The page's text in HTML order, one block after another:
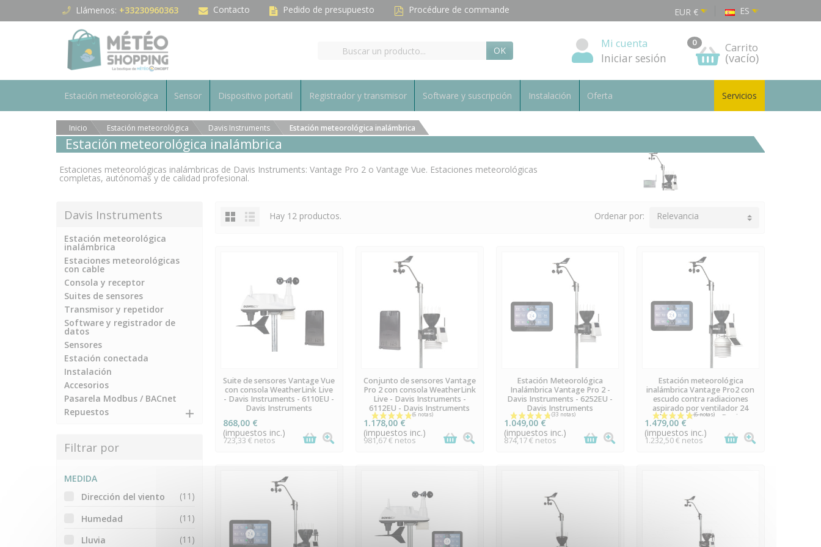
Llámenos: +33230960363 Contacto Pedido de presupuesto Procédure de commande EUR € ES
OK
Mi cuenta
Iniciar sesión
0 Carrito
(vacío)
Estación meteorológica Sensor Dispositivo portatil Registrador y transmisor Software y suscripción Instalación Oferta Servicios
Inicio Estación meteorológica Davis Instruments Estación meteorológica inalámbrica
Estación meteorológica inalámbrica
Estaciones meteorológicas inalámbricas de Davis Instruments: Vantage Pro 2 o Vantage Vue. Estaciones meteorológicas
completas, autónomas y de calidad profesional.
Davis Instruments
Estación meteorológica
inalámbrica
Estaciones meteorológicas
con cable
Consola y receptor
Suites de sensores
Transmisor y repetidor
Software y registrador de
datos
Sensores
Estación conectada
Instalación
Accesorios
Pasarela Modbus / BACnet
Repuestos
Filtrar por
MEDIDA
Dirección del viento
(11)
Humedad
(11)
Lluvia
(11)
Hay 12 productos. Ordenar por: Relevancia
ÚLTIMAS UNIDADES EN
STOCK
Suite de sensores Vantage Vue
con consola WeatherLink Live
- Davis Instruments - 6110EU -
Davis Instruments
868,00 €
(impuestos inc.)
723,33 € netos
ÚLTIMAS UNIDADES EN
STOCK
Conjunto de sensores Vantage
Pro 2 con consola WeatherLink
Live - Davis Instruments -
6112EU - Davis Instruments
1.178,00 €
(impuestos inc.)
981,67 € netos
EN STOCK
Estación Meteorológica
Inalámbrica Vantage Pro 2 -
Davis Instruments - 6252EU -
Davis Instruments
1.049,00 €
(impuestos inc.)
874,17 € netos
EN STOCK
Estación meteorológica
inalámbrica Vantage Pro2 con
escudo contra radiaciones
aspirado por ventilador 24
horas - 6253EU - Davis
Instruments
1.479,00 €
(impuestos inc.)
1.232,50 € netos
Panel de gestión de cookies